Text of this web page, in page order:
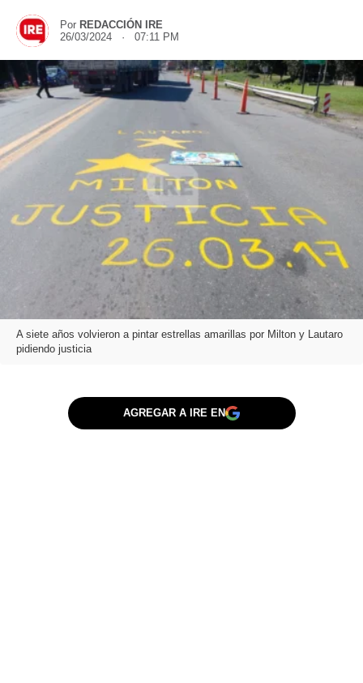
Por REDACCIÓN IRE
26/03/2024 · 07:11 PM
A siete años volvieron a pintar estrellas amarillas por Milton y Lautaro
pidiendo justicia
AGREGAR A IRE EN